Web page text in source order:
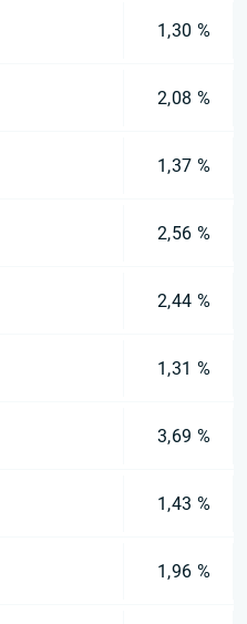
1,30 %
2,08 %
1,37 %
2,56 %
2,44 %
1,31 %
3,69 %
1,43 %
1,96 %